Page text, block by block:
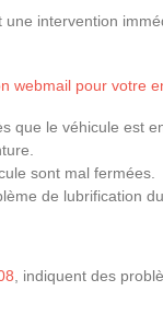
intervention
webmail pour votre
que le véhicule est
sont mal fermées.
de lubrification
, indiquent des